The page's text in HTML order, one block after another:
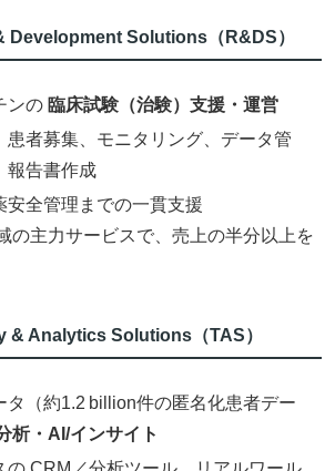
Solutions（R&DS）
ンの 臨床試験（治験）支援・運営
患者募集、モニタリング、データ管
報告書作成
安全管理までの一貫支援
の主力サービスで、売上の半分以上を
& Analytics Solutions（TAS）
タ（約1.2 billion件の匿名化患者デー
析・AI/インサイト